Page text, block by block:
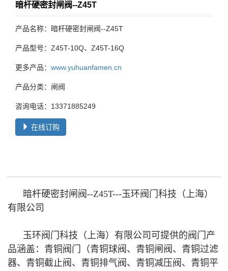
暗杆硬密封闸阀--Z45T
产品名称：暗杆硬密封闸阀--Z45T
产品型号：Z45T-10Q、Z45T-16Q
更多产品： www.yuhuanfamen.cn
产品分类：闸阀
咨询电话：13371885249
在线订购
暗杆硬密封闸阀--Z45T---玉环阀门科技（上海）
有限公司
玉环阀门科技（上海）有限公司可提供的阀门产
品涵盖：青铜阀门（青铜球阀、青铜闸阀、青铜过滤
器、青铜截止阀、青铜排气阀、青铜减压阀、青铜平